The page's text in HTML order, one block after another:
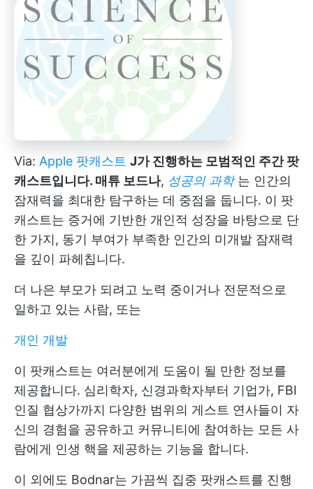
Via: Apple 팟캐스트 J가 진행하는 모범적인 주간 팟
캐스트입니다. 매튜 보드나, 성공의 과학는 인간의
잠재력을 최대한 탐구하는 데 중점을 둡니다. 이 팟
캐스트는 증거에 기반한 개인적 성장을 바탕으로 단
한 가지, 동기 부여가 부족한 인간의 미개발 잠재력
을 깊이 파헤칩니다.
더 나은 부모가 되려고 노력 중이거나 전문적으로
일하고 있는 사람, 또는
개인 개발
이 팟캐스트는 여러분에게 도움이 될 만한 정보를
제공합니다. 심리학자, 신경과학자부터 기업가, FBI
인질 협상가까지 다양한 범위의 게스트 연사들이 자
신의 경험을 공유하고 커뮤니티에 참여하는 모든 사
람에게 인생 핵을 제공하는 기능을 합니다.
이 외에도 Bodnar는 가끔씩 집중 팟캐스트를 진행